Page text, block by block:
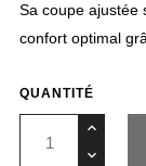
Sa coupe ajustée
confort optimal
QUANTITÉ